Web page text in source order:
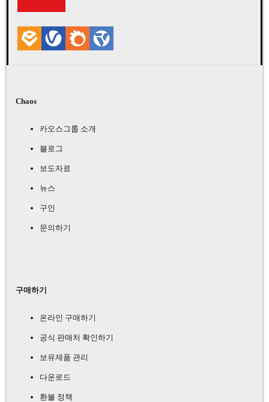
Chaos
카오스그룹 소개
블로그
보도자료
뉴스
구인
문의하기
구매하기
온라인 구매하기
공식 판매처 확인하기
보유제품 관리
다운로드
환불 정책